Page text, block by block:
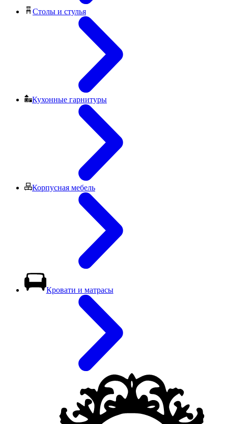
Столы и стулья
Кухонные гарнитуры
Корпусная мебель
Кровати и матрасы